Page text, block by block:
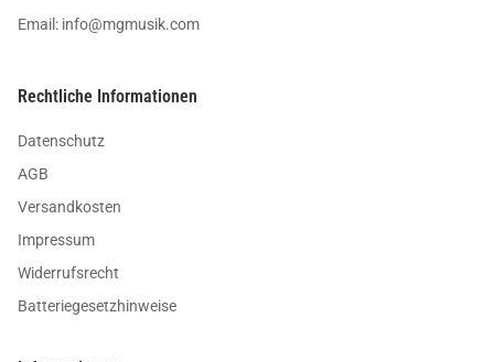
Email: info@mgmusik.com
Rechtliche Informationen
Datenschutz
AGB
Versandkosten
Impressum
Widerrufsrecht
Batteriegesetzhinweise